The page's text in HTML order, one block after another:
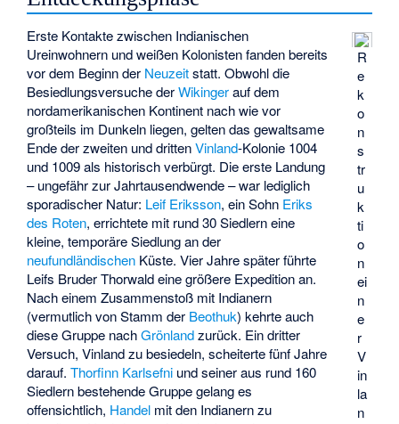
R
e
k
o
n
s
tr
u
k
ti
o
n
ei
n
e
r
V
in
la
n
Erste Kontakte zwischen Indianischen
Ureinwohnern und weißen Kolonisten fanden bereits
vor dem Beginn der Neuzeitstatt. Obwohl die
Besiedlungsversuche derWikingerauf dem
nordamerikanischen Kontinent nach wie vor
großteils im Dunkeln liegen, gelten das gewaltsame
Ende der zweiten und drittenVinland-Kolonie 1004
und 1009 als historisch verbürgt. Die erste Landung
– ungefähr zur Jahrtausendwende – war lediglich
sporadischer Natur: Leif Eriksson, ein Sohn Eriks
des Roten, errichtete mit rund 30 Siedlern eine
kleine, temporäre Siedlung an der
neufundländischen Küste. Vier Jahre später führte
Leifs Bruder Thorwald eine größere Expedition an.
Nach einem Zusammenstoß mit Indianern
(vermutlich von Stamm der Beothuk) kehrte auch
diese Gruppe nachGrönlandzurück. Ein dritter
Versuch, Vinland zu besiedeln, scheiterte fünf Jahre
darauf.Thorfinn Karlsefni und seiner aus rund 160
Siedlern bestehende Gruppe gelang es
offensichtlich, Handel mit den Indianern zu